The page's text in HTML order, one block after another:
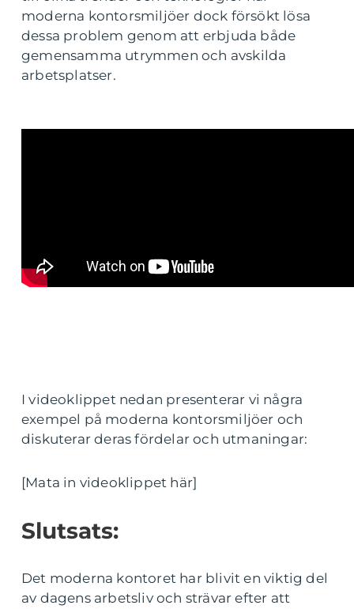
moderna kontorsmiljöer dock försökt lösa
dessa problem genom att erbjuda både
gemensamma utrymmen och avskilda
arbetsplatser.
I videoklippet nedan presenterar vi några
exempel på moderna kontorsmiljöer och
diskuterar deras fördelar och utmaningar:
[Mata in videoklippet här]
Slutsats:
Det moderna kontoret har blivit en viktig del
av dagens arbetsliv och strävar efter att